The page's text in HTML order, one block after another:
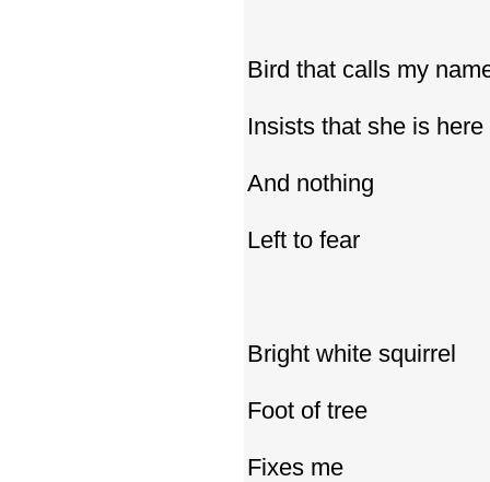
Bird that calls my
Insists that she is here
And nothing
Left to fear
Bright white squirrel
Foot of tree
Fixes me